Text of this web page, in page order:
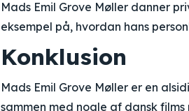
Mads Emil Grove Møller danner
eksempel på, hvordan hans
Konklusion
Mads Emil Grove Møller er en
sammen med nogle af dansk